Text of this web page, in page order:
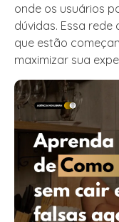
onde os usuários
dúvidas. Essa
que estão
maximizar sua